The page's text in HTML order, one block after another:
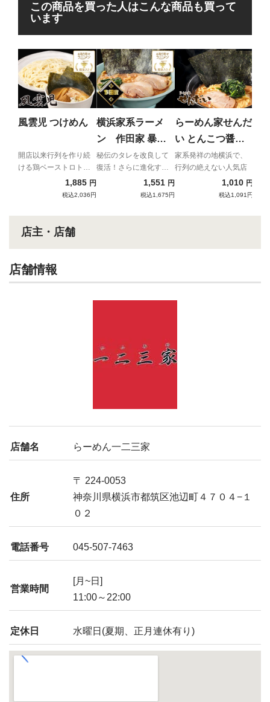
この商品を買った人はこんな商品も買って
います
風雲児 つけめん
開店以来行列を作り続
ける鶏ベーストロトロ
1,885 円
税込2,036円
横浜家系ラーメ
ン 作田家 暴君
RA-MEN
秘伝のタレを改良して
復活！さらに進化する
1,551 円
税込1,675円
らーめん家せんだ
い とんこつ醤油
ラーメン
家系発祥の地横浜で、
行列の絶えない人気店
1,010 円
税込1,091円
店主・店舗
店舗情報
店舗名 らーめん一二三家
住所
〒 224-0053
神奈川県横浜市都筑区池辺町４７０４−１
０２
電話番号 045-507-7463
営業時間
[月~日]
11:00～22:00
定休日 水曜日(夏期、正月連休有り)